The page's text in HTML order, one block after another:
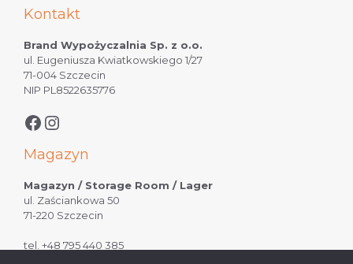
Kontakt
Brand Wypożyczalnia Sp. z o.o.
ul. Eugeniusza Kwiatkowskiego 1/27
71-004 Szczecin
NIP PL8522635776
Magazyn
Magazyn / Storage Room / Lager
ul. Zaściankowa 50
71-220 Szczecin
tel. +48 795 440 385